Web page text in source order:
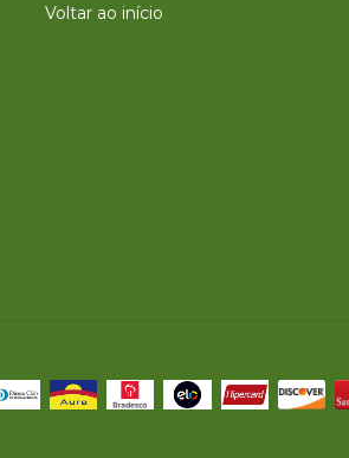
Voltar ao início